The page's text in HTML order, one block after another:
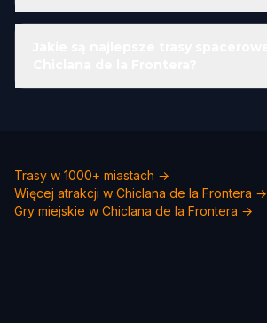
Trasy w 1000+ miastach →
Więcej atrakcji w Chiclana de la Frontera →
Gry miejskie w Chiclana de la Frontera →